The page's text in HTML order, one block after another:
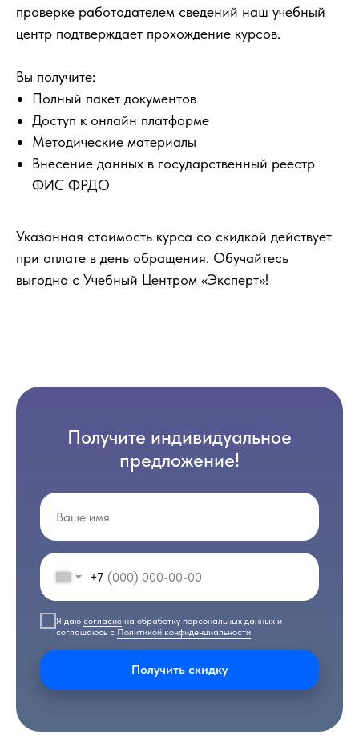
проверке работодателем сведений наш учебный
центр подтверждает прохождение курсов.
Вы получите:
Полный пакет документов
Доступ к онлайн платформе
Методические материалы
Внесение данных в государственный реестр
ФИС ФРДО
Указанная стоимость курса со скидкой действует
при оплате в день обращения. Обучайтесь
выгодно с Учебный Центром «Эксперт»!
Получите индивидуальное
предложение!
+7
Я даю согласие на обработку персональных данных и
соглашаюсь с Политикой конфиденциальности
Получить скидку